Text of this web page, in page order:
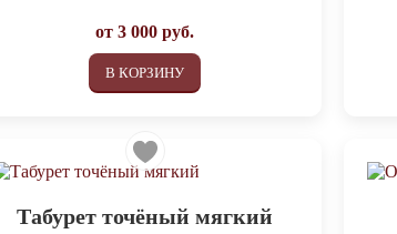
от3 000 руб.
В КОРЗИНУ
Табурет точёный мягкий